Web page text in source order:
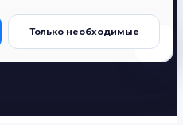
Только необходимые
Все разделы ABASPB System